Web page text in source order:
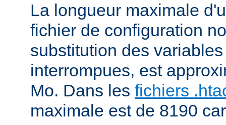
La longueur maximale
fichier de configuration
substitution des
interrompues, est
Mo. Dans les fichiers
maximale est de 8190